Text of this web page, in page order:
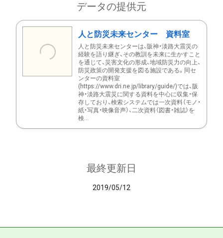
データの提供元
人と防災未来センター 資料室
人と防災未来センターは、阪神・淡路大震災の
経験を語り継ぎ、その教訓を未来に生かすこと
を通じて、災害文化の形成、地域防災力の向上、
防災政策の開発支援を図る施設である。同セ
ンターの資料室
(https://www.dri.ne.jp/library/guide/)では、阪
神・淡路大震災に関する資料を中心に収集・保
存しており、検索システムでは一次資料（モノ・
紙・写真・映像音声）、二次資料（図書・雑誌）を
検...
最終更新日
2019/05/12